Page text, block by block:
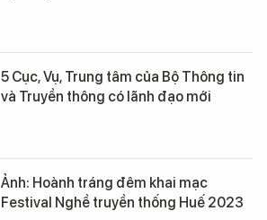
5 Cục, Vụ, Trung tâm của Bộ Thông tin
và Truyền thông có lãnh đạo mới
Ảnh: Hoành tráng đêm khai mạc
Festival Nghề truyền thống Huế 2023